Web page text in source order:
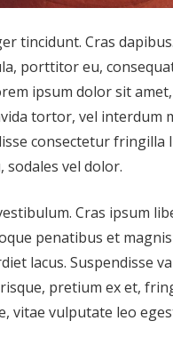
tincidunt. Cras
porttitor eu,
ipsum dolor sit
tortor, vel interdum
consectetur fringilla
sodales vel dolor.
Cras ipsum
penatibus et
lacus. Suspendisse
pretium ex et,
vulputate leo